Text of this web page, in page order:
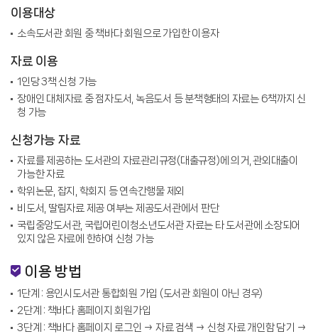
이용대상
소속도서관 회원 중 책바다 회원으로 가입한 이용자
자료 이용
1인당 3책 신청 가능
장애인 대체자료 중 점자도서, 녹음도서 등 분책형태의 자료는 6책까지 신
청 가능
신청가능 자료
자료를 제공하는 도서관의 자료관리규정(대출규정)에 의거, 관외대출이
가능한 자료
학위논문, 잡지, 학회지 등 연속간행물 제외
비도서, 딸림자료 제공 여부는 제공도서관에서 판단
국립중앙도서관, 국립어린이청소년도서관 자료는 타 도서관에 소장되어
있지 않은 자료에 한하여 신청 가능
이용 방법
1단계 : 용인시도서관 통합회원 가입 (도서관 회원이 아닌 경우)
2단계 : 책바다 홈페이지 회원가입
3단계 : 책바다 홈페이지 로그인 → 자료 검색 → 신청 자료 개인함 담기 →